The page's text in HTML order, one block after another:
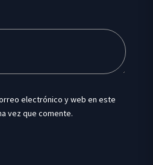
electrónico y web en este
vez que comente.